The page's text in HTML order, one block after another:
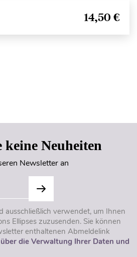
14,50 €
keine Neuheiten
Newsletter an
ausschließlich verwendet, um Ihnen
Ellipses zuzusenden. Sie können
enthaltenen Abmeldelink
die Verwaltung Ihrer Daten und